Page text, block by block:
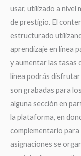
usar, utilizado a nivel
de prestigio. El
estructurado
aprendizaje en línea
y aumentar las tasas
línea podrás disfrutar
son grabadas para
alguna sección en
la plataforma, en
complementario
asignaciones se